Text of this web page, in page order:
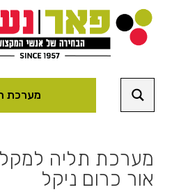
מערכת
אור כרום ניקל